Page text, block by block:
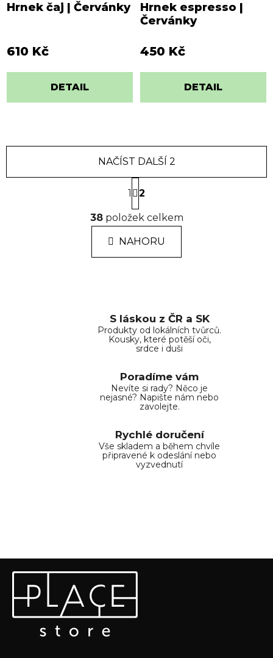
Hrnek čaj | Červánky
610 Kč
DETAIL
Hrnek espresso |
Červánky
450 Kč
DETAIL
O
v
l
á
d
p
r
v
k
v
ý
p
s
u
NAČÍST DALŠÍ 2
S
t
r
á
n
k
1 2
38položek celkem
NAHORU
S láskou z ČR a SK
Produkty od lokálních tvůrců.
Kousky, které potěší oči,
srdce i duši
Poradíme vám
Nevíte si rady? Něco je
nejasné? Napište nám nebo
zavolejte.
Rychlé doručení
Vše skladem a během chvíle
připravené k odeslání nebo
vyzvednutí
Odebírat newsletter
Vložte svůj e-mail a my vám budeme zasílat informace o
nových produktech na našem e-shopu.